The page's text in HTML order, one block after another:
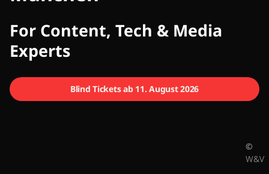
CMCX
For Content, Tech & Media
Experts
Blind Tickets ab 11. August 2026
©
W&V